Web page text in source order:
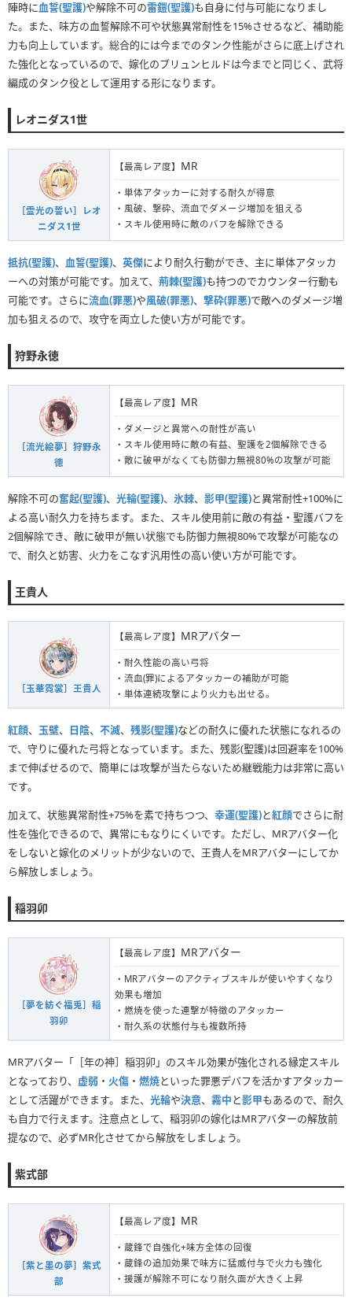
陣時に血誓(聖護)や解除不可の雷鎧(聖護)も自身に付与可能になりまし
た。また、味方の血誓解除不可や状態異常耐性を15%させるなど、補助能
力も向上しています。総合的には今までのタンク性能がさらに底上げされ
た強化となっているので、嫁化のブリュンヒルドは今までと同じく、武将
編成のタンク役として運用する形になります。
レオニダス1世
［霊光の誓い］レオ
ニダス1世
【最高レア度】 MR
・単体アタッカーに対する耐久が得意
・風破、撃砕、流血でダメージ増加を狙える
・スキル使用時に敵のバフを解除できる
抵抗(聖護)、 血誓(聖護)、 英傑により耐久行動ができ、主に単体アタッカ
ーへの対策が可能です。加えて、 荊棘(聖護)も持つのでカウンター行動も
可能です。さらに流血(罪悪)や風破(罪悪)、 撃砕(罪悪)で敵へのダメージ増
加も狙えるので、攻守を両立した使い方が可能です。
狩野永徳
［流光絵夢］狩野永
徳
【最高レア度】 MR
・ダメージと異常への耐性が高い
・スキル使用時に敵の有益、聖護を2個解除できる
・敵に破甲がなくても防御力無視80%の攻撃が可能
解除不可の奮起(聖護)、 光輪(聖護)、 氷棘、 影甲(聖護)と異常耐性+100%に
よる高い耐久力を持ちます。また、スキル使用前に敵の有益・聖護バフを
2個解除でき、敵に破甲が無い状態でも防御力無視80%で攻撃が可能なの
で、耐久と妨害、火力をこなす汎用性の高い使い方が可能です。
王貴人
［玉華霓裳］王貴人
【最高レア度】 MRアバター
・耐久性能の高い弓将
・流血(罪)によるアタッカーの補助が可能
・単体連続攻撃により火力も出せる。
紅顔、 玉壁、 日陰、 不滅、 残影(聖護)などの耐久に優れた状態になれるの
で、守りに優れた弓将となっています。また、残影(聖護)は回避率を100%
まで伸ばせるので、簡単には攻撃が当たらないため継戦能力は非常に高い
です。
加えて、状態異常耐性+75%を素で持ちつつ、 幸運(聖護)と紅顔でさらに耐
性を強化できるので、異常にもなりにくいです。ただし、MRアバター化
をしないと嫁化のメリットが少ないので、王貴人をMRアバターにしてか
ら解放しましょう。
稲羽卯
［夢を紡ぐ福兎］稲
羽卯
【最高レア度】 MRアバター
・MRアバターのアクティブスキルが使いやすくなり
効果も増加
・燃焼を使った連撃が特徴のアタッカー
・耐久系の状態付与も複数所持
MRアバター「［年の神］稲羽卯」のスキル効果が強化される縁定スキル
となっており、 虚弱 ・ 火傷 ・ 燃焼といった罪悪デバフを活かすアタッカー
として活躍ができます。また、 光輪や決意、 霧中と影甲もあるので、耐久
も自力で行えます。注意点として、稲羽卯の嫁化はMRアバターの解放前
提なので、必ずMR化させてから解放をしましょう。
紫式部
［紫と墨の夢］紫式
部
【最高レア度】 MR
・蔵鋒で自強化+味方全体の回復
・蔵鋒の追加効果で味方に猛威付与で火力も強化
・援護が解除不可になり耐久面が大きく上昇